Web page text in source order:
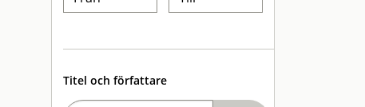
Titel och författare